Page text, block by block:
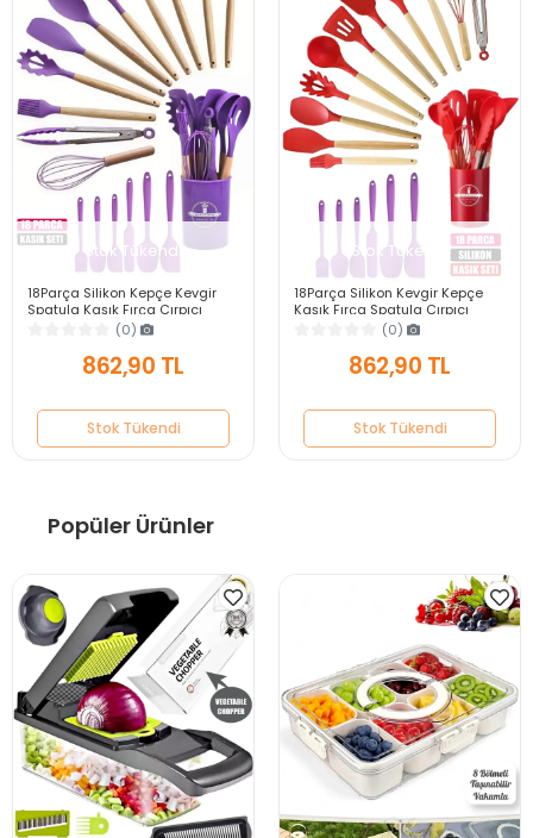
Stok Tükendi
18Parça Silikon Kepçe Kevgir
Spatula Kaşık Fırça Çırpıcı
Servis Maşa Seti Bambu Saplı
Mutfak Takımı
(0)
862,90 TL
Stok Tükendi
Stok Tükendi
18Parça Silikon Kevgir Kepçe
Kaşık Fırça Spatula Çırpıcı
Maşa Servis Seti Bambu Saplı
Mutfak Takımı
(0)
862,90 TL
Stok Tükendi
Popüler Ürünler